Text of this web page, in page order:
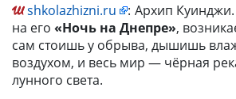
shkolazhizni.ru : Архип
на его «Ночь на Днепре»,
сам стоишь у обрыва, дышишь
воздухом, и весь мир — чёрная
лунного света.